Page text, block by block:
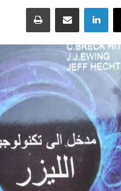
لينكدإن